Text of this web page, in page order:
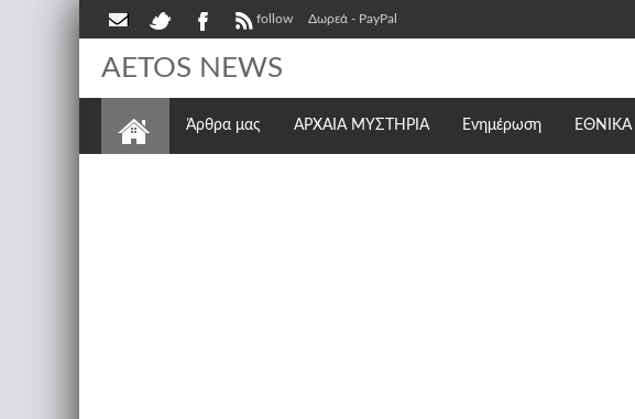
follow Δωρεά - PayPal
AETOS NEWS
Άρθρα μας ΑΡΧΑΙΑ ΜΥΣΤΗΡΙΑ Ενημέρωση ΕΘΝΙΚΆ